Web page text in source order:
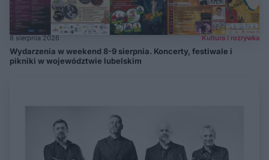
8 sierpnia 2026 Kultura i rozrywka
Wydarzenia w weekend 8-9 sierpnia. Koncerty, festiwale i
pikniki w województwie lubelskim